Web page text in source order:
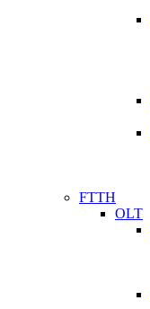
FTTH
OLT